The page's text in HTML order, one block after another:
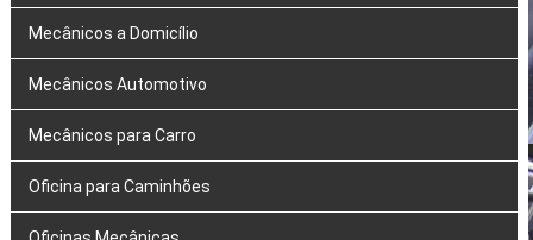
Mecânicos a Domicílio
Mecânicos Automotivo
Mecânicos para Carro
Oficina para Caminhões